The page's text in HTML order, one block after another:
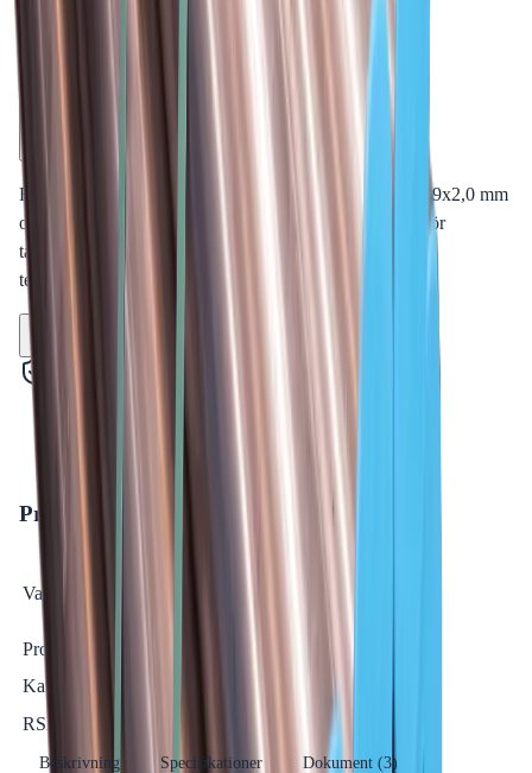
Rostfritt rör från Ahlsell i serien A-press, dimension 88,9x2,0 mm
och längd 6 m. Tillverkat av syrafast stål (AISI 316L) för
tappvatten, värme och kyla med hög tryck- och
temperaturtålighet.
Produktinformation
Varumärke
Ahlsell Sverige AB
Produkttyp
Kategori
Se fler produkter
RSK-nummer
Beskrivning Specifikationer Dokument (3)